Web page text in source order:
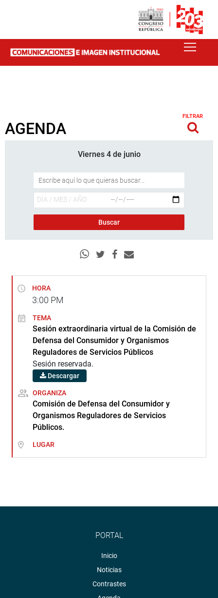
AGENDA
FILTRAR
Viernes 4 de junio
HORA
3:00 PM
TEMA
Sesión extraordinaria virtual de la Comisión de
Defensa del Consumidor y Organismos
Reguladores de Servicios Públicos
Sesión reservada.
Descargar
ORGANIZA
Comisión de Defensa del Consumidor y
Organismos Reguladores de Servicios
Públicos.
LUGAR
PORTAL
Inicio
Noticias
Contrastes